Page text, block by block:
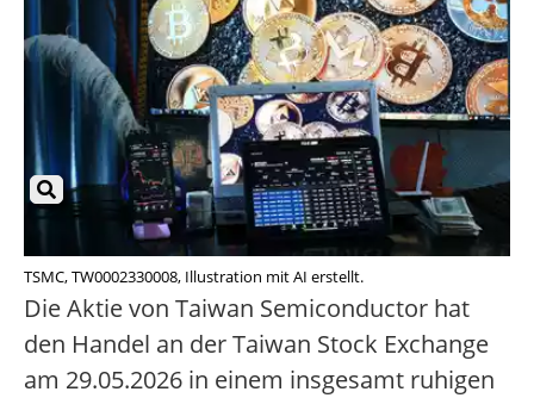
TSMC, TW0002330008, Illustration mit AI erstellt.
Die Aktie von Taiwan Semiconductor hat
den Handel an der Taiwan Stock Exchange
am 29.05.2026 in einem insgesamt ruhigen